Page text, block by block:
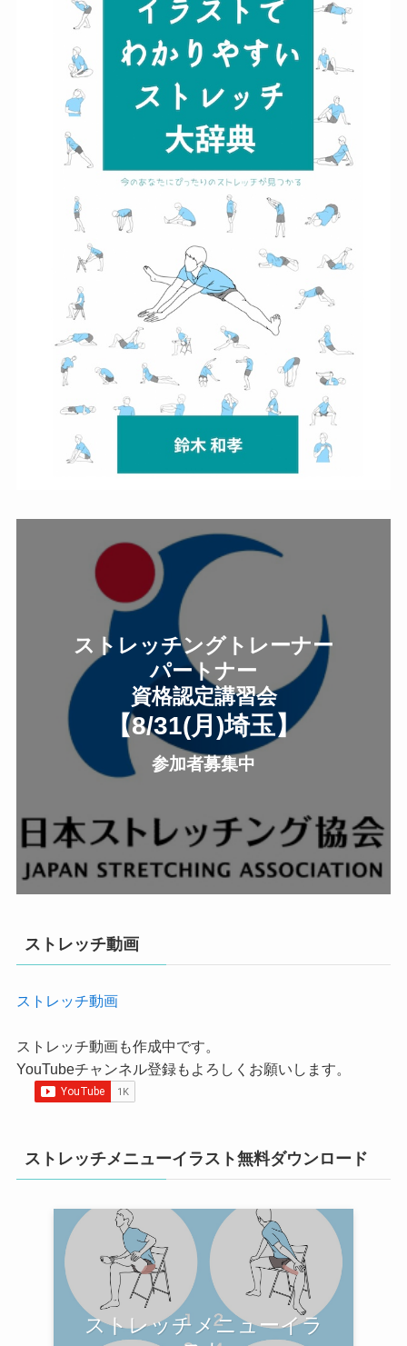
ストレッチングトレーナー
パートナー
資格認定講習会
【8/31(月 )埼玉】
参加者募集中
ストレッチ動画
ストレッチ動画
ストレッチ動画も作成中です。
YouTubeチャンネル登録もよろしくお願いします。
ストレッチメニューイラスト無料ダウンロード
ストレッチメニューイラ